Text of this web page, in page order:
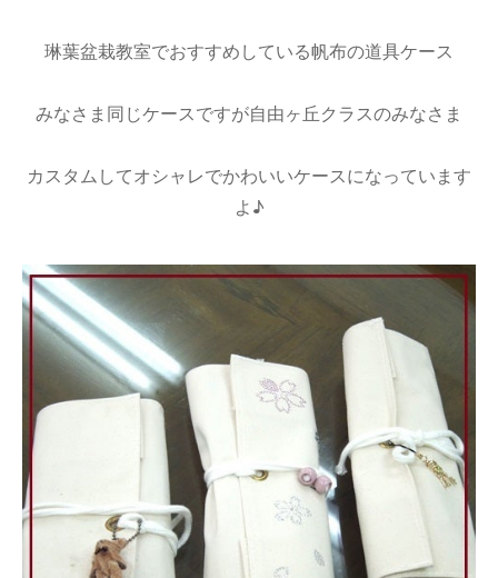
琳葉盆栽教室でおすすめしている帆布の道具ケース
みなさま同じケースですが自由ヶ丘クラスのみなさま
カスタムしてオシャレでかわいいケースになっています
よ♪